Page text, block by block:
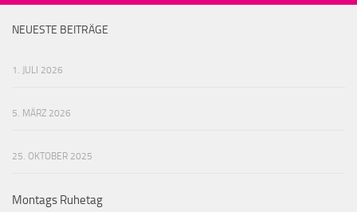
NEUESTE BEITRÄGE
1. JULI 2026
5. MÄRZ 2026
25. OKTOBER 2025
Montags Ruhetag